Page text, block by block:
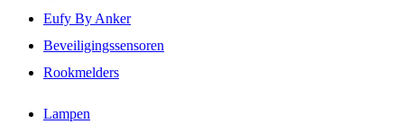
Eufy By Anker
Beveiligingssensoren
Rookmelders
Lampen